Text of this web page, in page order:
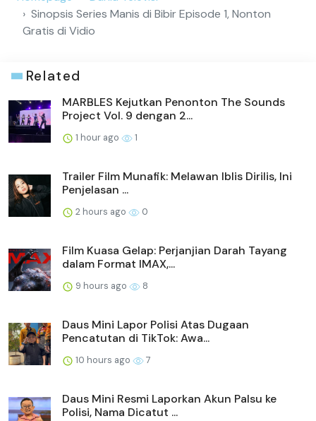
Sinopsis Series Manis di Bibir Episode 1, Nonton
Gratis di Vidio
Related
MARBLES Kejutkan Penonton The Sounds
Project Vol. 9 dengan 2...
1 hour ago 1
Trailer Film Munafik: Melawan Iblis Dirilis, Ini
Penjelasan ...
2 hours ago 0
Film Kuasa Gelap: Perjanjian Darah Tayang
dalam Format IMAX,...
9 hours ago 8
Daus Mini Lapor Polisi Atas Dugaan
Pencatutan di TikTok: Awa...
10 hours ago 7
Daus Mini Resmi Laporkan Akun Palsu ke
Polisi, Nama Dicatut ...